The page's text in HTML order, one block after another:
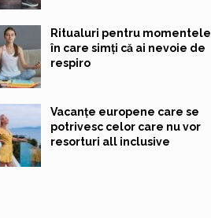
Ritualuri pentru momentele
în care simți că ai nevoie de
respiro
Vacanțe europene care se
potrivesc celor care nu vor
resorturi all inclusive